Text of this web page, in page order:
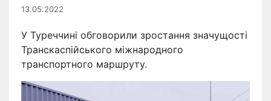
13.05.2022
У Туреччині обговорили зростання значущості
Транскаспійського міжнародного
транспортного маршруту.